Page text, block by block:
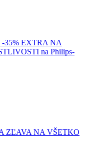
EXTRA NA
na Philips-
ZĽAVA NA VŠETKO